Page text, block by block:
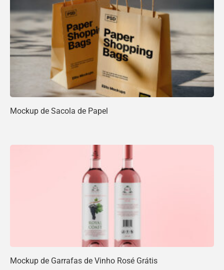
Mockup de Sacola de Papel
Mockup de Garrafas de Vinho Rosé Grátis